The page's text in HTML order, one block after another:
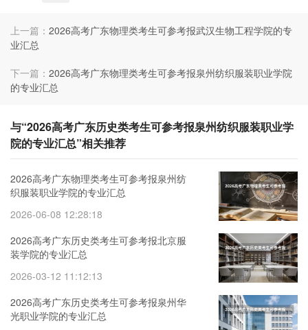
上一篇： 2026高考广东物理类考生可参考报武汉生物工程学院的专
业汇总
下一篇： 2026高考广东物理类考生可参考报泉州纺织服装职业学院
的专业汇总
与“2026高考广东历史类考生可参考报泉州纺织服装职业学
院的专业汇总”相关推荐
2026高考广东物理类考生可参考报泉州纺
织服装职业学院的专业汇总
2026-06-08 12:28:18
2026高考广东历史类考生可参考报北京服
装学院的专业汇总
2026-03-12 11:12:13
2026高考广东历史类考生可参考报泉州华
光职业学院的专业汇总